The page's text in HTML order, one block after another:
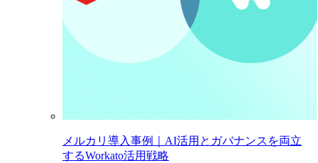
メルカリ導入事例｜AI活用とガバナンスを両立
するWorkato活用戦略